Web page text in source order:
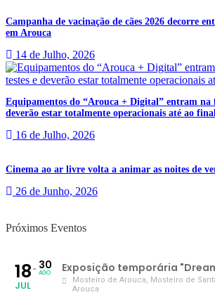
Campanha de vacinação de cães 2026 decorre
em Arouca
14 de Julho, 2026
Equipamentos do “Arouca + Digital” entram na
deverão estar totalmente operacionais até ao
16 de Julho, 2026
Cinema ao ar livre volta a animar as noites de
26 de Junho, 2026
Próximos Eventos
18
JUL
30
AGO Exposição temporária
Mosteiro de Arouca, Mosteiro de
Arouca